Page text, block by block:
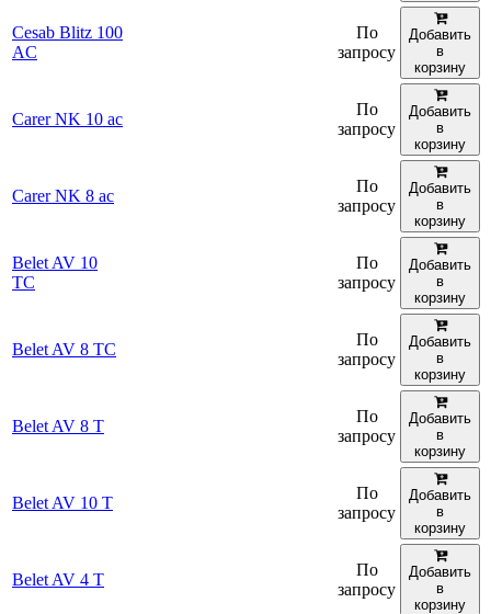
Cesab Blitz 100
AC
По
запросу
Добавить
в
корзину
Carer NK 10 ac
По
запросу
Добавить
в
корзину
Carer NK 8 ac
По
запросу
Добавить
в
корзину
Belet AV 10
TC
По
запросу
Добавить
в
корзину
Belet AV 8 TC
По
запросу
Добавить
в
корзину
Belet AV 8 T
По
запросу
Добавить
в
корзину
Belet AV 10 T
По
запросу
Добавить
в
корзину
Belet AV 4 T
По
запросу
Добавить
в
корзину